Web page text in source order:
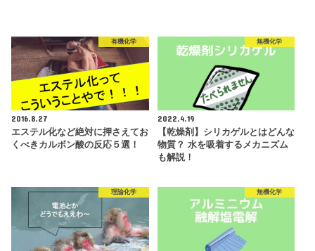
有機化学
2016.8.27
エステル化など絶対に押さえてお
くべきカルボン酸の反応５選！
無機化学
2022.4.19
【乾燥剤】シリカゲルとはどんな
物質？ 水を吸着するメカニズム
も解説！
理論化学 無機化学